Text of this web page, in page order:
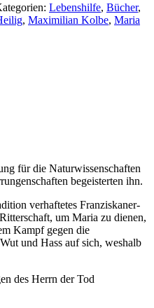
Lebenshilfe, Bücher,
, Maximilian Kolbe, Maria
für die Naturwissenschaften
begeisterten ihn.
verhaftetes Franziskaner-
um Maria zu dienen,
Kampf gegen die
und Hass auf sich, weshalb
des Herrn der Tod